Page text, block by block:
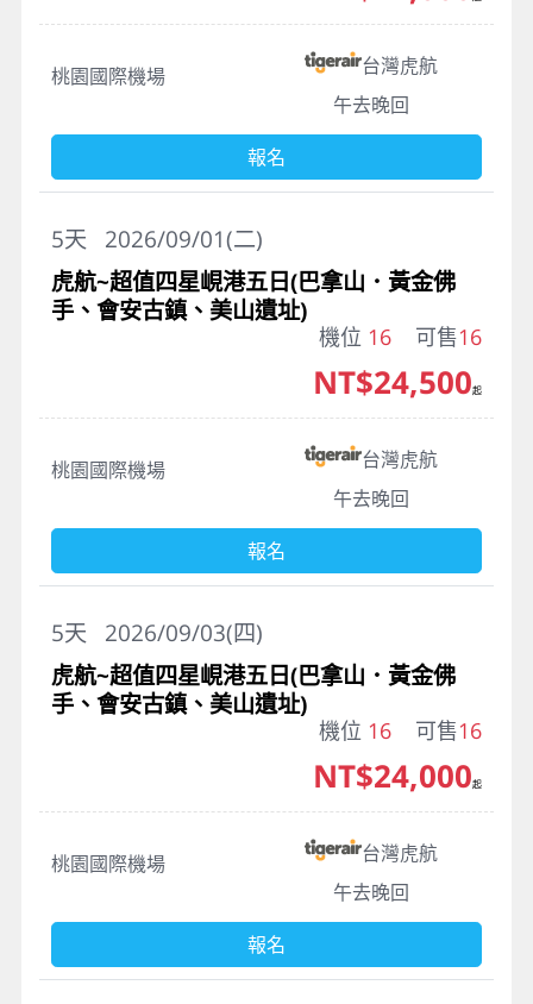
桃園國際機場
台灣虎航
午去晚回
報名
2026/09/01(二)
5天
虎航~超值四星峴港五日(巴拿山．黃金佛
手、會安古鎮、美山遺址)
機位 16 可售16
桃園國際機場
台灣虎航
午去晚回
NT$24,500起
報名
2026/09/03(四)
5天
虎航~超值四星峴港五日(巴拿山．黃金佛
手、會安古鎮、美山遺址)
機位 16 可售16
桃園國際機場
台灣虎航
午去晚回
NT$24,000起
報名